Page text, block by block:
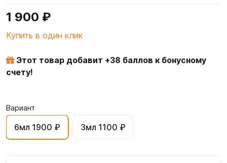
1 900 ₽
Купить в один клик
Этот товар добавит +38 баллов к бонусному
счету!
Вариант
6мл 1900 ₽ 3мл 1100 ₽